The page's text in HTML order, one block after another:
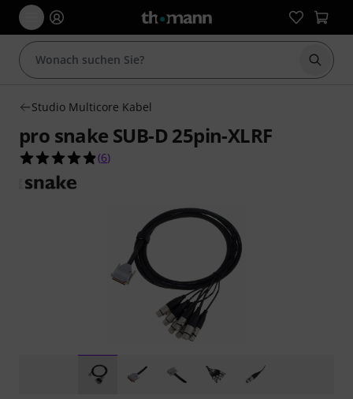
Suche
Studio Multicore Kabel
pro snake SUB-D 25pin-XLRF
4.8 von 5 Sternen aus 6 Kundenbewertungen
(6)